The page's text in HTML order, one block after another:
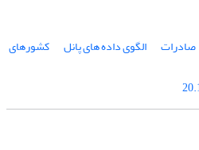
صادرات الگوی داده های پانل کشورهای